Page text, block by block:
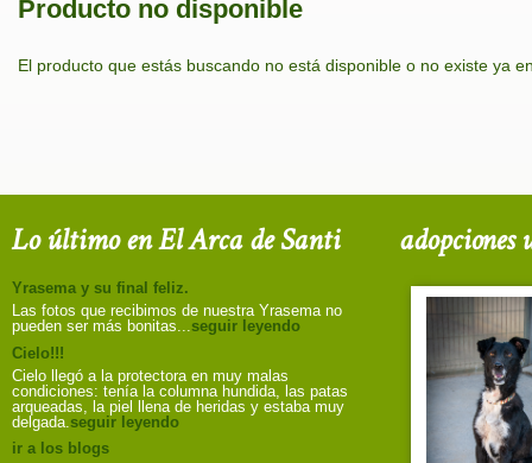
Producto no disponible
El producto que estás buscando no está disponible o no existe ya
Lo último en El Arca de Santi
Yrasema y su final feliz.
Las fotos que recibimos de nuestra Yrasema no
pueden ser más bonitas...seguir leyendo
Cielo!!!
Cielo llegó a la protectora en muy malas
condiciones: tenía la columna hundida, las patas
arqueadas, la piel llena de heridas y estaba muy
delgada.seguir leyendo
ir a los blogs
adopciones